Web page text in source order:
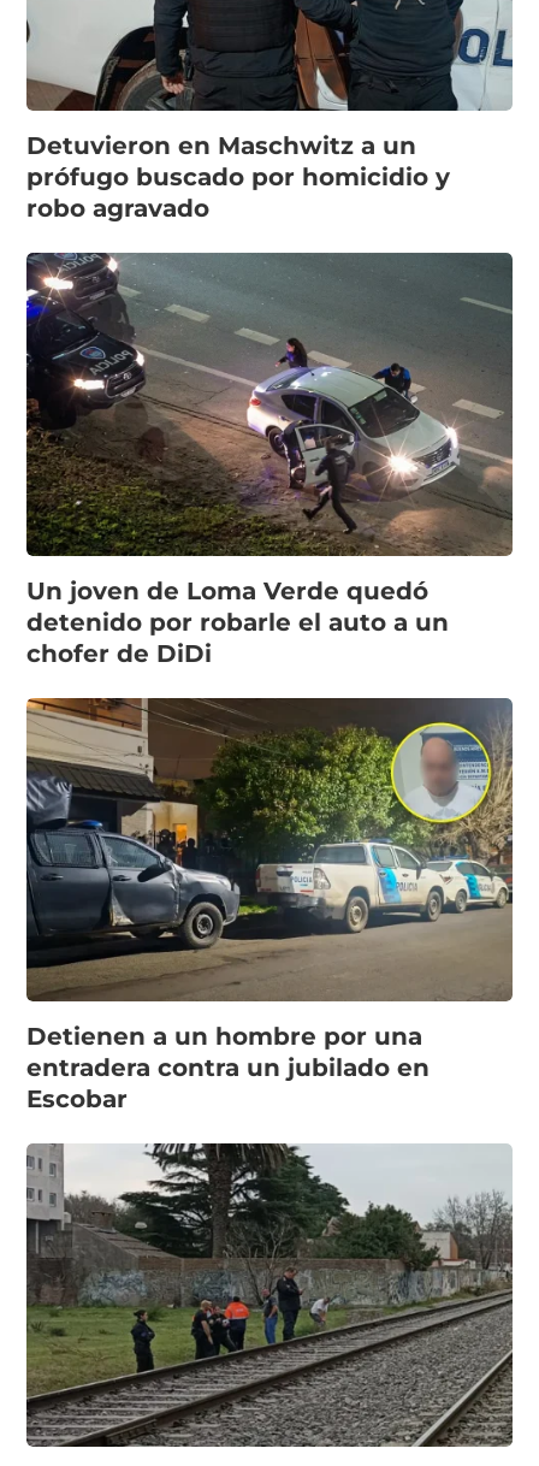
Detuvieron en Maschwitz a un
prófugo buscado por homicidio y
robo agravado
Un joven de Loma Verde quedó
detenido por robarle el auto a un
chofer de DiDi
Detienen a un hombre por una
entradera contra un jubilado en
Escobar